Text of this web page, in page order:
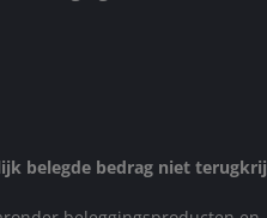
belegde bedrag niet